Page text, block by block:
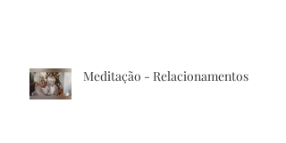
Meditação - Relacionamentos